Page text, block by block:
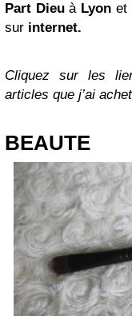
Part Dieuà Lyon et
sur internet.
Cliquez sur les
articles que j’ai
BEAUTE